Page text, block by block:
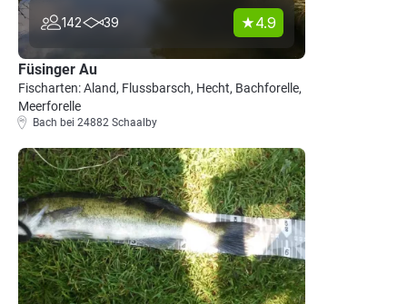
142 39 4.9
Füsinger Au
Fischarten: Aland, Flussbarsch, Hecht, Bachforelle,
Meerforelle
Bach bei 24882 Schaalby